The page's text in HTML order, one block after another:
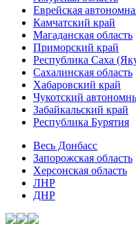
Еврейская
Камчатский край
Магаданская область
Приморский край
Республика Саха
Сахалинская область
Хабаровский край
Чукотский
Забайкальский край
Республика Бурятия
Весь Донбасс
Запорожская область
Херсонская область
ЛНР
ДНР